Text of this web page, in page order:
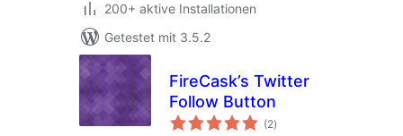
200+ aktive Installationen
Getestet mit 3.5.2
FireCask’s Twitter
Follow Button
(2Bewertungen
insgesamt
)